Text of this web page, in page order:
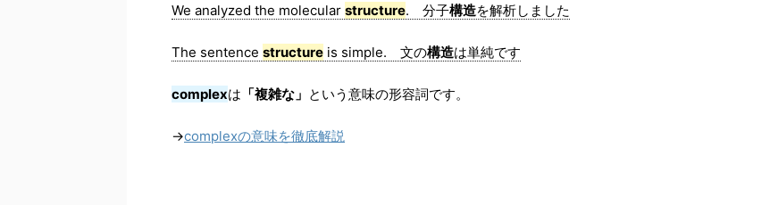
We analyzed the molecular structure. 分子構造を解析しました
The sentence structure is simple. 文の構造は単純です
complexは 「複雑な」 という意味の形容詞です。
→complexの意味を徹底解説